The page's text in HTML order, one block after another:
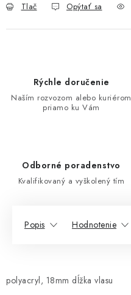
Tlač Opýtať sa
Rýchle doručenie
Naším rozvozom alebo kuriérom
priamo ku Vám
Odborné poradenstvo
Kvalifikovaný a vyškolený tím
Popis Hodnotenie
polyacryl, 18mm dĺžka vlasu